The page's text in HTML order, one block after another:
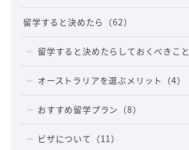
留学すると決めたら （62）
留学すると決めたらしておくべきこと
オーストラリアを選ぶメリット （4）
おすすめ留学プラン （8）
ビザについて （11）